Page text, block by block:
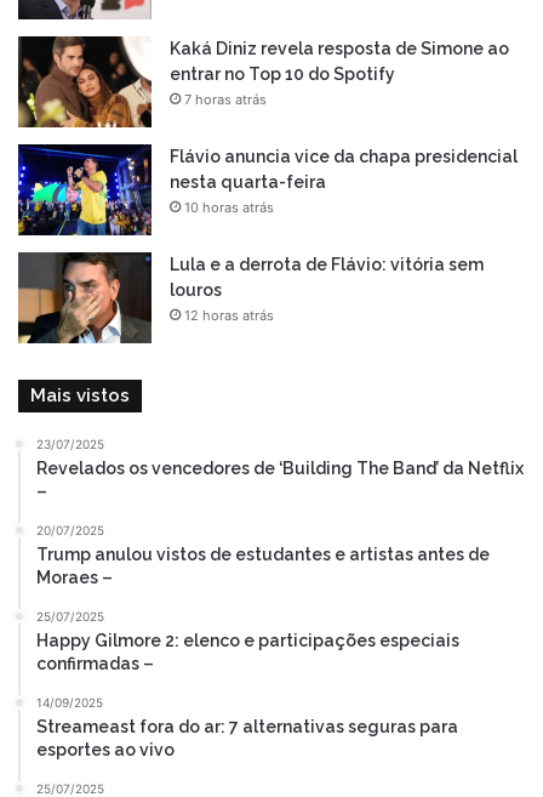
Kaká Diniz revela resposta de Simone ao
entrar no Top 10 do Spotify
7 horas atrás
Flávio anuncia vice da chapa presidencial
nesta quarta-feira
10 horas atrás
Lula e a derrota de Flávio: vitória sem
louros
12 horas atrás
Mais vistos
23/07/2025
Revelados os vencedores de ‘Building The Band’ da Netflix
–
20/07/2025
Trump anulou vistos de estudantes e artistas antes de
Moraes –
25/07/2025
Happy Gilmore 2: elenco e participações especiais
confirmadas –
14/09/2025
Streameast fora do ar: 7 alternativas seguras para
esportes ao vivo
25/07/2025